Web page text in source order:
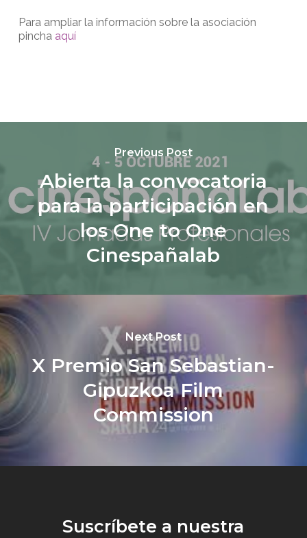
Para ampliar la información sobre la asociación
pincha aquí
Previous Post
Abierta la convocatoria
para la participación en
los One to One
Cinespañalab
Next Post
X Premio San Sebastian-
Gipuzkoa Film
Commission
Suscríbete a nuestra